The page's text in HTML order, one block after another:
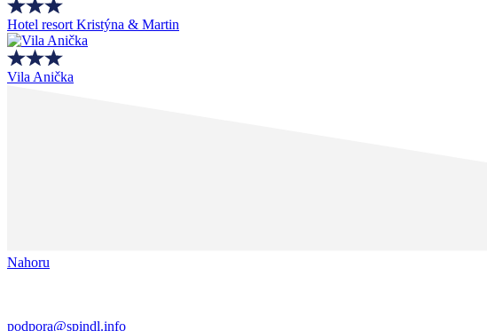
Hotel resort Kristýna & Martin
Vila Anička
Nahoru
podpora@spindl.info